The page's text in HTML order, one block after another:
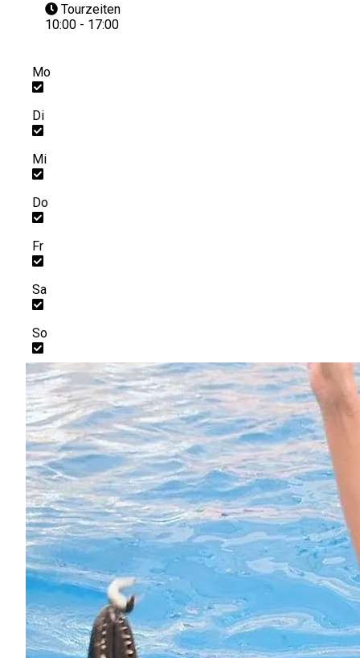
Tourzeiten
10:00 - 17:00
Mo
Di
Mi
Do
Fr
Sa
So